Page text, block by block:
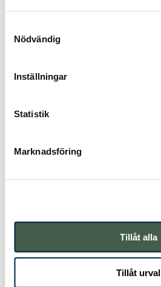
Nödvändig
Inställningar
Statistik
Marknadsföring
Tillåt alla
Tillåt urval
Beställ offert